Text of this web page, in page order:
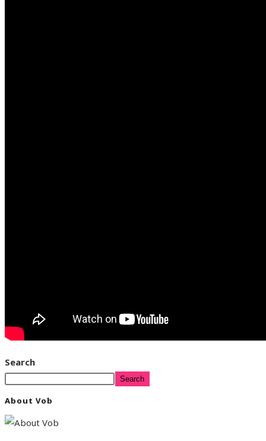
Search
Search
About Vob